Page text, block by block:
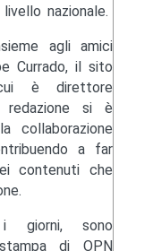
nazionale.
agli amici
Currado, il sito
è direttore
redazione si è
collaborazione
a far
contenuti che
sono
di OPN